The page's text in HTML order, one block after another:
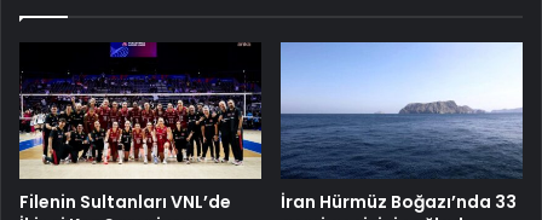
Filenin Sultanları VNL’de
İran Hürmüz Boğazı’nda 33